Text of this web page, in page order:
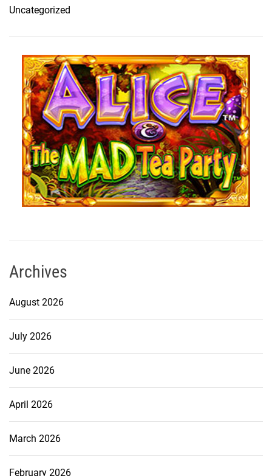
Uncategorized
Archives
August 2026
July 2026
June 2026
April 2026
March 2026
February 2026